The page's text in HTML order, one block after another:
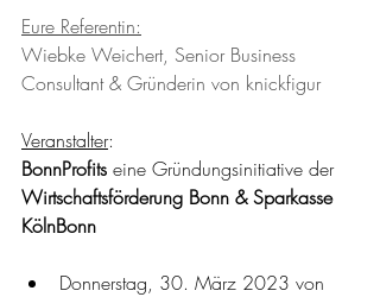
Eure Referentin:
Wiebke Weichert, Senior Business
Consultant & Gründerin von knickfigur
Veranstalter:
BonnProfits eine Gründungsinitiative der
Wirtschaftsförderung Bonn & Sparkasse
KölnBonn
Donnerstag, 30. März 2023 von